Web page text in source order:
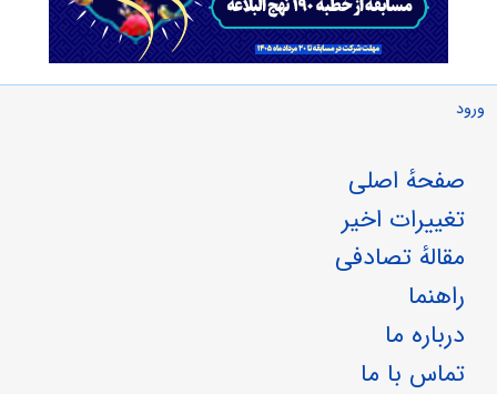
ورود
صفحهٔ اصلی
تغییرات اخیر
مقالهٔ تصادفی
راهنما
درباره ما
تماس با ما